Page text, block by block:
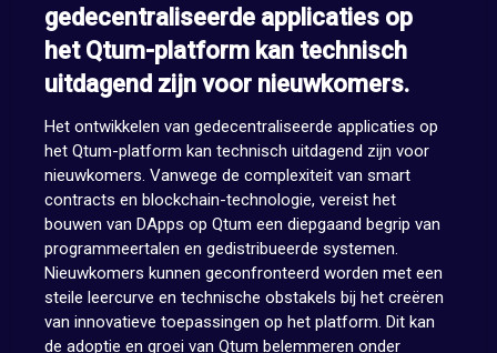
gedecentraliseerde applicaties op
het Qtum-platform kan technisch
uitdagend zijn voor nieuwkomers.
Het ontwikkelen van gedecentraliseerde applicaties op
het Qtum-platform kan technisch uitdagend zijn voor
nieuwkomers. Vanwege de complexiteit van smart
contracts en blockchain-technologie, vereist het
bouwen van DApps op Qtum een diepgaand begrip van
programmeertalen en gedistribueerde systemen.
Nieuwkomers kunnen geconfronteerd worden met een
steile leercurve en technische obstakels bij het creëren
van innovatieve toepassingen op het platform. Dit kan
de adoptie en groei van Qtum belemmeren onder